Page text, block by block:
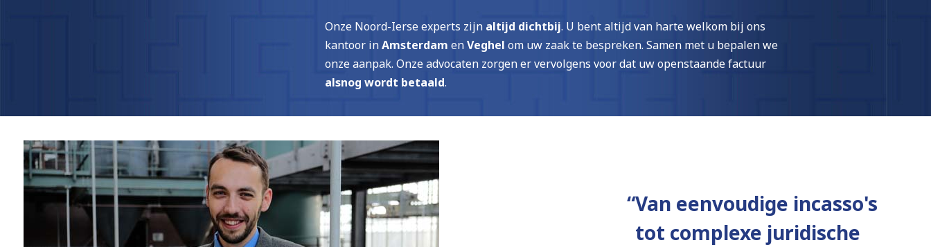
Onze Noord-Ierse experts zijn altijd dichtbij. U bent altijd van harte welkom bij ons
kantoor inAmsterdam enVeghel om uw zaak te bespreken. Samen met u bepalen we
onze aanpak. Onze advocaten zorgen er vervolgens voor dat uw openstaande factuur
alsnog wordt betaald.
“Van eenvoudige incasso's
tot complexe juridische